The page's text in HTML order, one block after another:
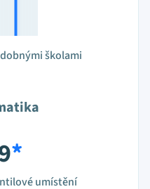
školami
*
umístění